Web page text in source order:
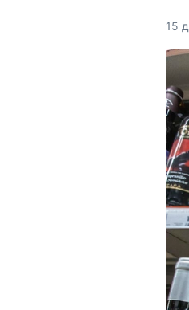
15